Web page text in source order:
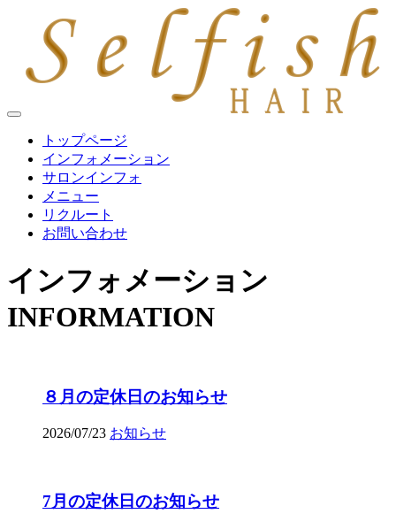
トップページ
インフォメーション
サロンインフォ
メニュー
リクルート
お問い合わせ
インフォメーション
INFORMATION
８月の定休日のお知らせ
2026/07/23 お知らせ
7月の定休日のお知らせ